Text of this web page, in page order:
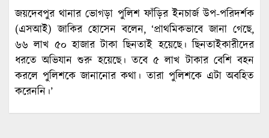
জয়দেবপুর থানার ভোগড়া পুলিশ ফাঁড়ির ইনচার্জ উপ-পরিদর্শক
(এসআই) জাকির হোসেন বলেন, ‘প্রাথমিকভাবে জানা গেছে,
৬৬ লাখ ৫০ হাজার টাকা ছিনতাই হয়েছে। ছিনতাইকারীদের
ধরতে অভিযান শুরু হয়েছে। তবে ৫ লাখ টাকার বেশি বহন
করলে পুলিশকে জানানোর কথা। তারা পুলিশকে এটা অবহিত
করেননি।’